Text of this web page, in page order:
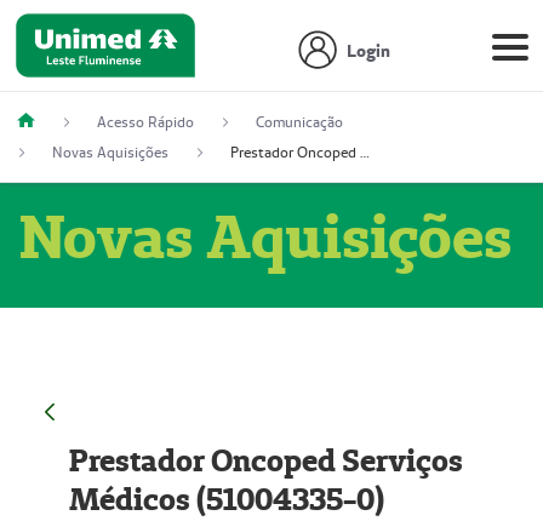
Login
Acesso Rápido
Comunicação
Novas Aquisições
Prestador Oncoped Serviços Médicos (51004335-0)
Novas Aquisições
Prestador Oncoped Serviços
Médicos (51004335-0)